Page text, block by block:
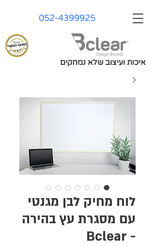
052-4399925
איכות ועיצוב שלא נמחקים
לוח מחיק לבן מגנטי
עם מסגרת עץ בהירה
- Bclear